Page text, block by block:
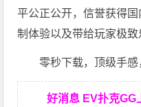
平公正公开，信誉获得
制体验以及带给玩家极致
零秒下载，顶级手感
好消息 EV扑克GG